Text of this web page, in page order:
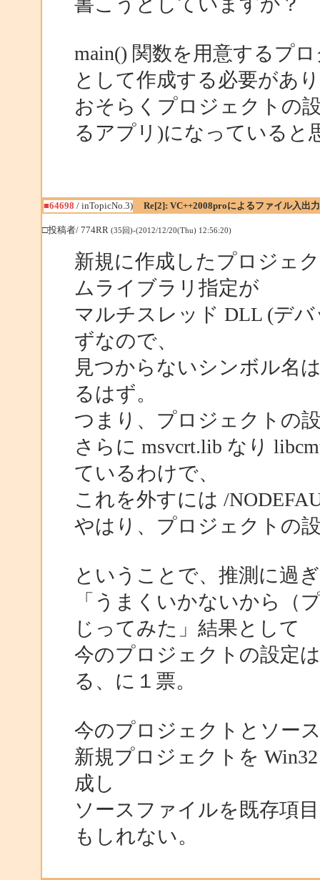
main() 関数を用意するプ
として作成する必要があ
おそらくプロジェクトの
るアプリ)になっていると
■64698 / inTopicNo.3) Re[2]: VC++2008proによるファイル入出力
□投稿者/ 774RR (35回)-(2012/12/20(Thu) 12:56:20)
新規に作成したプロジェ
ムライブラリ指定が
マルチスレッド DLL (デ
ずなので、
見つからないシンボル名
るはず。
つまり、プロジェクトの
さらに msvcrt.lib なり
ているわけで、
これを外すには /
やはり、プロジェクトの
ということで、推測に過
「うまくいかないから（
じってみた」結果として
今のプロジェクトの設定
る、に１票。
今のプロジェクトとソー
新規プロジェクトを
成し
ソースファイルを既存項
もしれない。